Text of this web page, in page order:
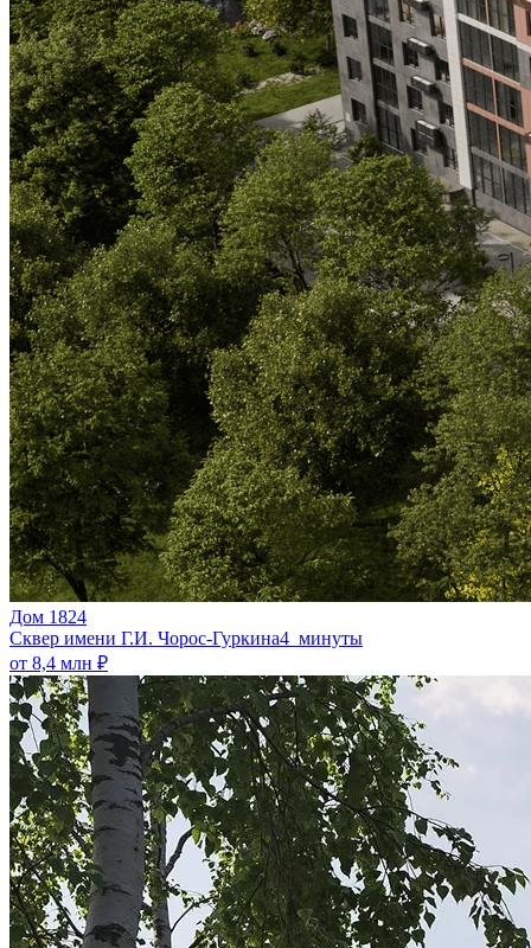
Дом 1824
Сквер имени Г.И. Чорос-Гуркина4 минуты
от 8,4 млн ₽